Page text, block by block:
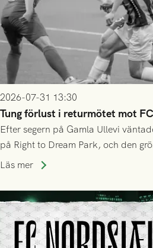
2026-07-31 13:30
Tung förlust i returmötet mot
Efter segern på Gamla Ullevi
på Right to Dream Park, och den
upphöra efter mindre än kvarten
tennissiffror och det grönsvarta
Läs mer